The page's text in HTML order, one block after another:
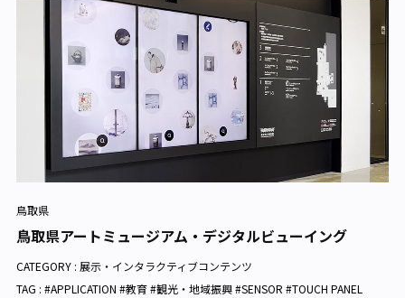
鳥取県
鳥取県アートミュージアム・デジタルビューイング
CATEGORY : 展示・インタラクティブコンテンツ
TAG : #APPLICATION #教育 #観光・地域振興 #SENSOR #TOUCH PANEL